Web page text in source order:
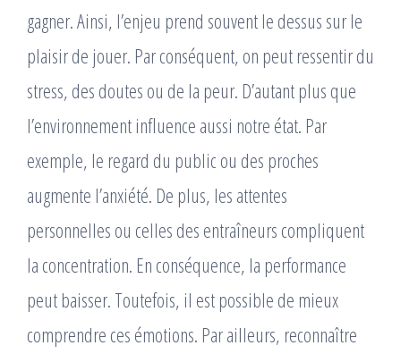
gagner. Ainsi, l’enjeu prend souvent le dessus sur le
plaisir de jouer. Par conséquent, on peut ressentir du
stress, des doutes ou de la peur. D’autant plus que
l’environnement influence aussi notre état. Par
exemple, le regard du public ou des proches
augmente l’anxiété. De plus, les attentes
personnelles ou celles des entraîneurs compliquent
la concentration. En conséquence, la performance
peut baisser. Toutefois, il est possible de mieux
comprendre ces émotions. Par ailleurs, reconnaître